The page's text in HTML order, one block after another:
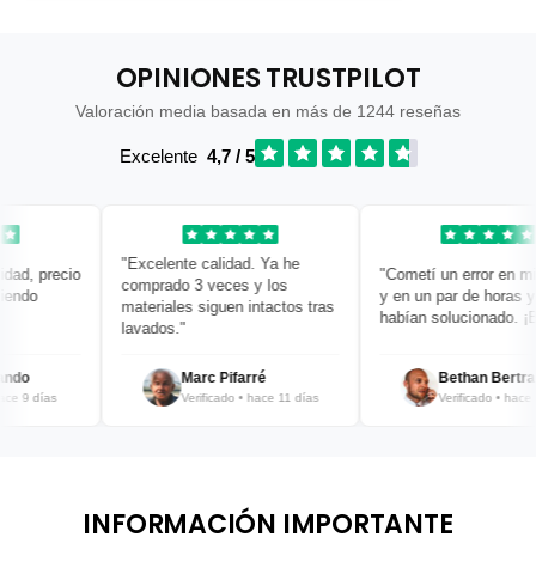
OPINIONES TRUSTPILOT
Valoración media basada en más de 1244 reseñas
Excelente 4,7 / 5
precio
9 días
"Excelente calidad. Ya he
comprado 3 veces y los
materiales siguen intactos tras
lavados."
Marc Pifarré
Verificado • hace 11 días
"Cometí un error en mi
y en un par de horas ya
habían solucionado.
Bethan Bertrand
Verificado • hace 12
INFORMACIÓN IMPORTANTE